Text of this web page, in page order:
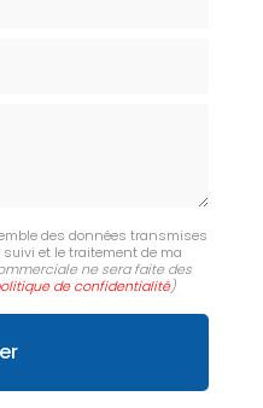
des données transmises
et le traitement de ma
ne sera faite des
de confidentialité)